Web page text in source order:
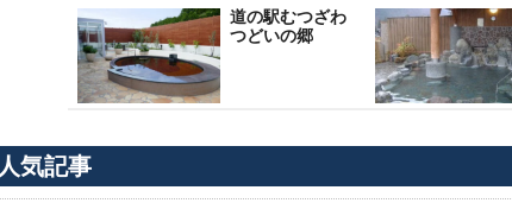
道の駅むつざわ
つどいの郷
人気記事